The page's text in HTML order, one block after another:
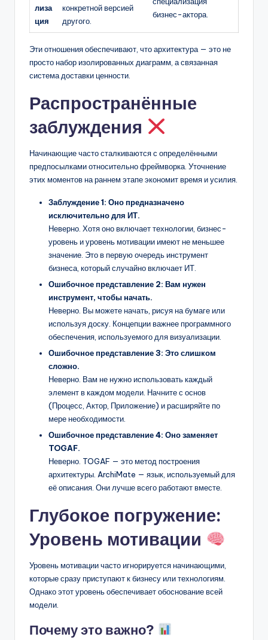
лиза
ция
конкретной версией
другого.
бизнес-актора.
Эти отношения обеспечивают, что архитектура — это не
просто набор изолированных диаграмм, а связанная
система доставки ценности.
Распространённые
заблуждения
Начинающие часто сталкиваются с определёнными
предпосылками относительно фреймворка. Уточнение
этих моментов на раннем этапе экономит время и усилия.
Заблуждение 1: Оно предназначено
исключительно для ИТ.
Неверно. Хотя оно включает технологии, бизнес-
уровень и уровень мотивации имеют не меньшее
значение. Это в первую очередь инструмент
бизнеса, который случайно включает ИТ.
Ошибочное представление 2: Вам нужен
инструмент, чтобы начать.
Неверно. Вы можете начать, рисуя на бумаге или
используя доску. Концепции важнее программного
обеспечения, используемого для визуализации.
Ошибочное представление 3: Это слишком
сложно.
Неверно. Вам не нужно использовать каждый
элемент в каждом модели. Начните с основ
(Процесс, Актор, Приложение) и расширяйте по
мере необходимости.
Ошибочное представление 4: Оно заменяет
TOGAF.
Неверно. TOGAF — это метод построения
архитектуры. ArchiMate — язык, используемый для
её описания. Они лучше всего работают вместе.
Глубокое погружение:
Уровень мотивации
Уровень мотивации часто игнорируется начинающими,
которые сразу приступают к бизнесу или технологиям.
Однако этот уровень обеспечивает обоснование всей
модели.
Почему это важно?